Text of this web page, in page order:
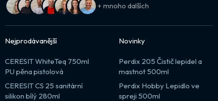
+ mnoho dalších
Nejprodávanější
CERESIT WhiteTeq 750ml
PU pěna pistolová
CERESIT CS 25 sanitární
silikon bílý 280ml
Novinky
Perdix 205 Čistič lepidel a
mastnot 500ml
Perdix Hobby Lepidlo ve
spreji 500ml